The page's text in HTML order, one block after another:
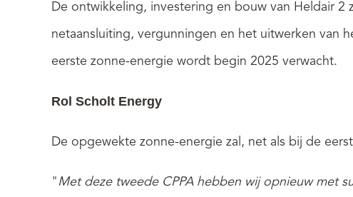
De ontwikkeling, investering en bouw van Heldair 2
netaansluiting, vergunningen en het uitwerken van
eerste zonne-energie wordt begin 2025 verwacht.
Rol Scholt Energy
De opgewekte zonne-energie zal, net als bij de
"Met deze tweede CPPA hebben wij opnieuw met